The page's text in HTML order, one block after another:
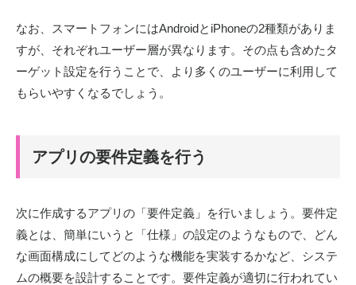
なお、スマートフォンにはAndroidとiPhoneの2種類がありま
すが、それぞれユーザー層が異なります。その点も含めたタ
ーゲット設定を行うことで、より多くのユーザーに利用して
もらいやすくなるでしょう。
アプリの要件定義を行う
次に作成するアプリの「要件定義」を行いましょう。要件定
義とは、簡単にいうと「仕様」の設定のようなもので、どん
な画面構成にしてどのような機能を実装するかなど、システ
ムの概要を設計することです。要件定義が適切に行われてい